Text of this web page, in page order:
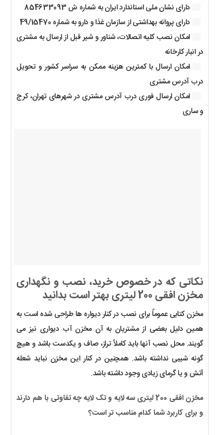
دارای نشان ملی استاندارد ایران به شماره ش 854633093
دارای پروانه بهداشتی از سازمان غذا و دارو به شماره 49/15470
امکان نصب کلیه اتصالات، شناور و شیر قبل از ارسال به مشتری
در انبار کارخانه
امکان ارسال با کمترین هزینه ممکن به سراسر کشور و تحویل
درب آدرس مشتری
امکان ارسال فوری درب آدرس مشتری در شهرهای تهران، کرج
و ساری
نکاتی که در خصوص خرید، نصب و نگهداری
مخزن افقی 200 لیتری بهتر است بدانید
مخزن کتابی عموماً برای نصب در کنار دیواره ها طراحی شده است به
همین دلیل بعضی از مشتریان به آن مخزن آب دیواری نیز می
گویند. محل نصب آنها باید کاملاً تراز، صاف و یکدست باشد و هیچ
گونه شیبی نداشته باشد. همچنین در کنار این مخزن نباید شعله
آتش و یا گرمای زیادی وجود داشته باشد.
مخزن افقی 200 لیتری سه لایه و تک لایه چه تفاوتی با هم دارند
و برای کاربرد شما کدام مناسب تر است؟